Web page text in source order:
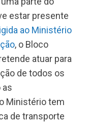
estar presente
ao Ministério
, o Bloco
atuar para
de todos os
as
Ministério tem
de transporte